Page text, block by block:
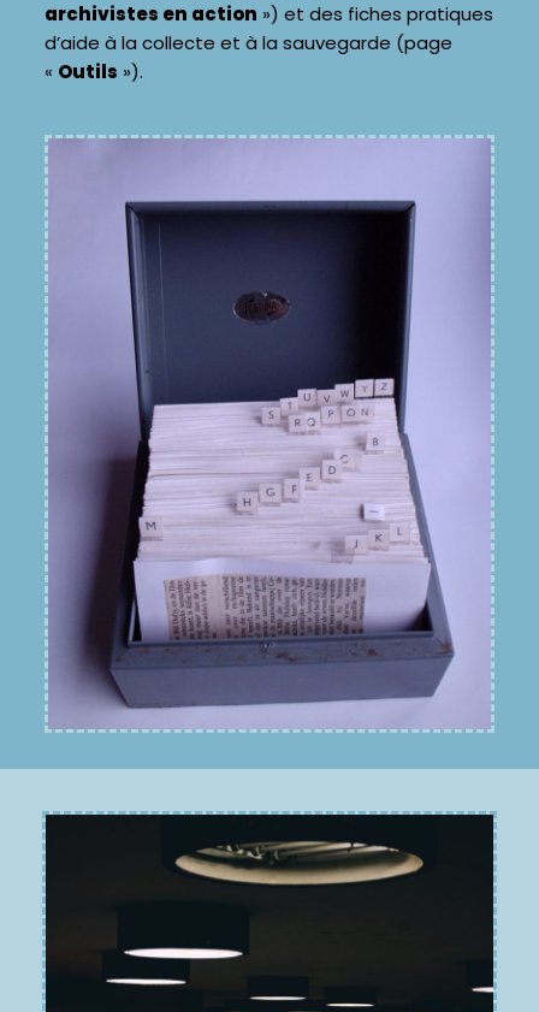
archivistes en action ») et des fiches pratiques
d’aide à la collecte et à la sauvegarde (page
« Outils »).